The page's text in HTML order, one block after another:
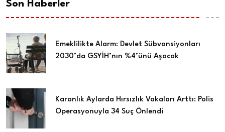
Son Haberler
Emeklilikte Alarm: Devlet Sübvansiyonları
2030’da GSYİH’nın %4’ünü Aşacak
Karanlık Aylarda Hırsızlık Vakaları Arttı: Polis
Operasyonuyla 34 Suç Önlendi